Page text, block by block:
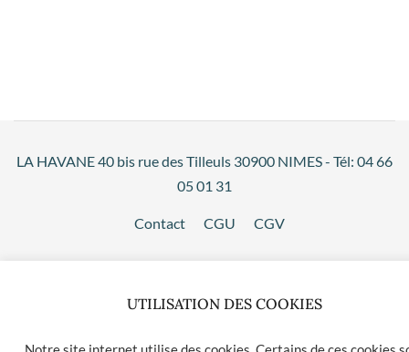
LA HAVANE 40 bis rue des Tilleuls 30900 NIMES - Tél: 04 66
05 01 31
Contact CGU CGV
UTILISATION DES COOKIES